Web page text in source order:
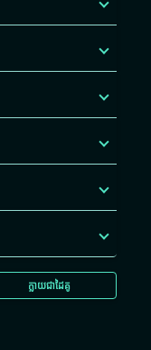
ក្លាយជាដៃគូ